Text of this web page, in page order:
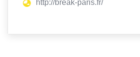
http://break-paris.fr/